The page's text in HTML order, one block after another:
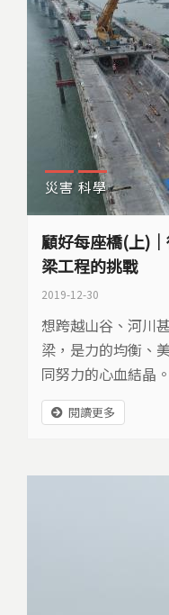
災害 科學
顧好每座橋(上)
梁工程的挑戰
2019-12-30
想跨越山谷、河川
梁，是力的均衡、
同努力的心血結晶
勞，負荷太重會受
衰敗。台灣大學土
閱讀更多